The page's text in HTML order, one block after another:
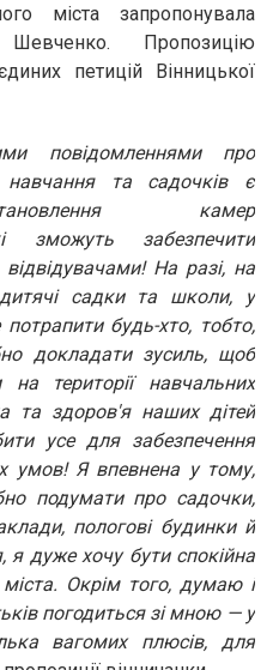
міста запропонувала
Шевченко. Пропозицію
петицій Вінницької
повідомленнями про
навчання та садочків є
камер
зможуть забезпечити
На разі, на
садки та школи, у
будь-хто, тобто,
докладати зусиль, щоб
території навчальних
та здоров'я наших дітей
усе для забезпечення
умов! Я впевнена у тому,
подумати про садочки,
пологові будинки й
дуже хочу бути спокійна
Окрім того, думаю і
погодиться зі мною — у
вагомих плюсів, для